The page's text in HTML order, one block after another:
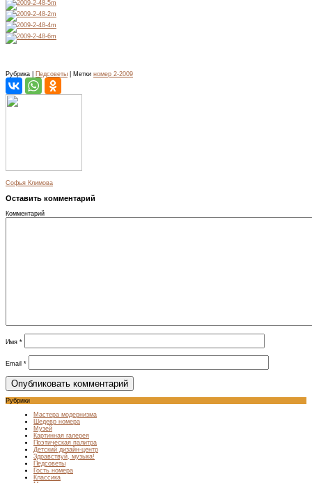
Рубрика | Педсоветы | Метки номер 2-2009
Софья Климова
Оставить комментарий
Комментарий
Имя *
Email *
Рубрики
Мастера модернизма
Шедевр номера
Музей
Картинная галерея
Поэтическая палитра
Детский дизайн-центр
Здравствуй, музыка!
Педсоветы
Гость номера
Классика